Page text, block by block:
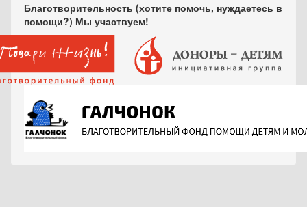
Благотворительность (хотите помочь, нуждаетесь в
помощи?) Мы участвуем!